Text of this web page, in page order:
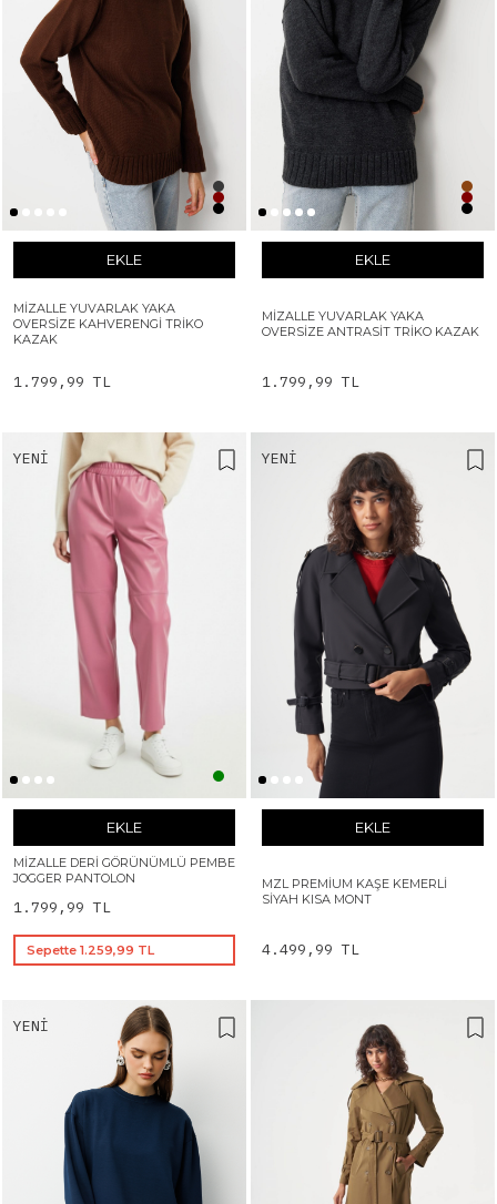
EKLE
MIZALLE YUVARLAK YAKA
OVERSIZE KAHVERENGI TRIKO
KAZAK
1.799,99 TL
EKLE
MIZALLE YUVARLAK YAKA
OVERSIZE ANTRASIT TRIKO KAZAK
1.799,99 TL
YENI
EKLE
MIZALLE DERI GÖRÜNÜMLÜ PEMBE
JOGGER PANTOLON
1.799,99 TL
Sepette 1.259,99 TL
YENI
EKLE
MZL PREMIUM KAŞE KEMERLI
SIYAH KISA MONT
4.499,99 TL
YENI